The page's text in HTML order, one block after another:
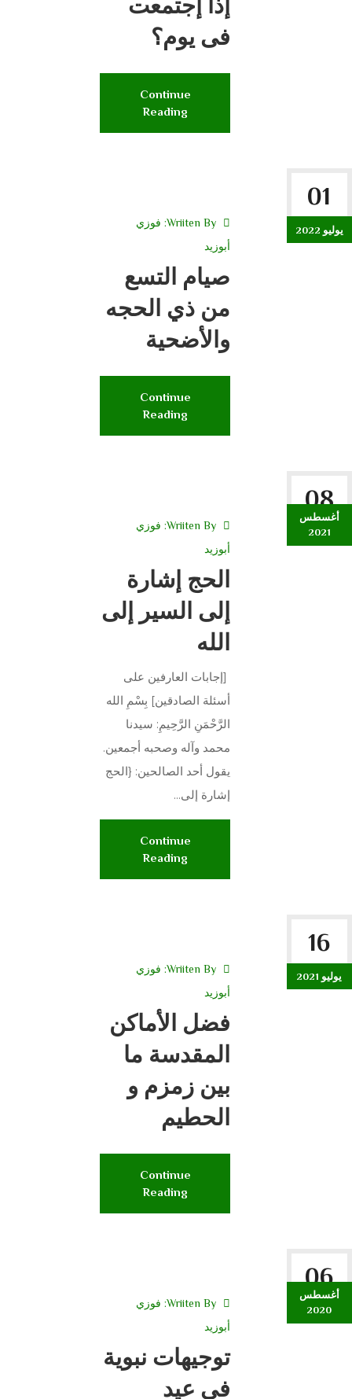
إذا إجتمعت
فى يوم؟
Continue
Reading
01
يوليو 2022
Wriiten By: فوزي
أبوزيد
صيام التسع
من ذي الحجه
والأضحية
Continue
Reading
08
أغسطس
2021
Wriiten By: فوزي
أبوزيد
الحج إشارة
إلى السير إلى
الله
[إجابات العارفين على
أسئلة الصادقين] بِسْمِ الله
الرَّحْمَنِ الرَّحِيمِ: سيدنا
محمد وآله وصحبه أجمعين.
يقول أحد الصالحين: {الحج
إشارة إلى...
Continue
Reading
16
يوليو 2021
Wriiten By: فوزي
أبوزيد
فضل الأماكن
المقدسة ما
بين زمزم و
الحطيم
Continue
Reading
06
أغسطس
2020
Wriiten By: فوزي
أبوزيد
توجيهات نبوية
في عيد